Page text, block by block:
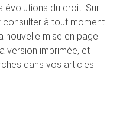
évolutions du droit. Sur
consulter à tout moment
nouvelle mise en page
version imprimée, et
dans vos articles.